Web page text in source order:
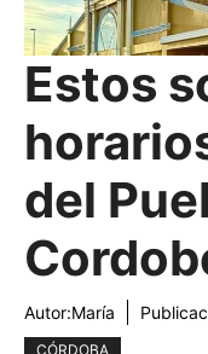
Estos
del
Autor:María
CÓRDOBA